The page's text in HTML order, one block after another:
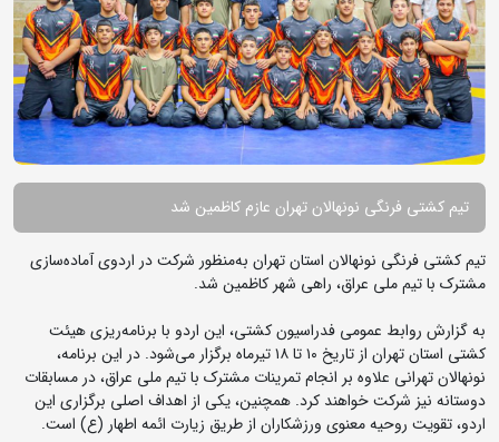
تیم کشتی فرنگی نونهالان تهران عازم کاظمین شد
تیم کشتی فرنگی نونهالان استان تهران به‌منظور شرکت در اردوی آماده‌سازی
مشترک با تیم ملی عراق، راهی شهر کاظمین شد.
به گزارش روابط عمومی فدراسیون کشتی، این اردو با برنامه‌ریزی هیئت
کشتی استان تهران از تاریخ ۱۰ تا ۱۸ تیرماه برگزار می‌شود. در این برنامه،
نونهالان تهرانی علاوه بر انجام تمرینات مشترک با تیم ملی عراق، در مسابقات
دوستانه نیز شرکت خواهند کرد. همچنین، یکی از اهداف اصلی برگزاری این
اردو، تقویت روحیه معنوی ورزشکاران از طریق زیارت ائمه اطهار (ع) است.